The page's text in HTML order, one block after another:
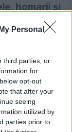
Personal
third parties, or
for
opt-out
that after your
seeing
utilized by
parties prior to
homarii și
ani, aflat
în capitala
a privit
său.